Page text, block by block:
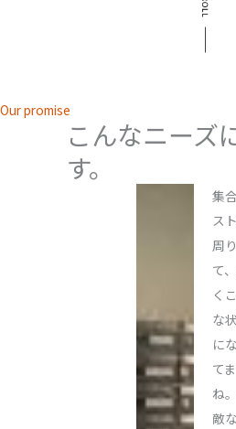
Our promise
こんなニーズ
す。
集
ス
周
て
く
な
に
て
ね
敵